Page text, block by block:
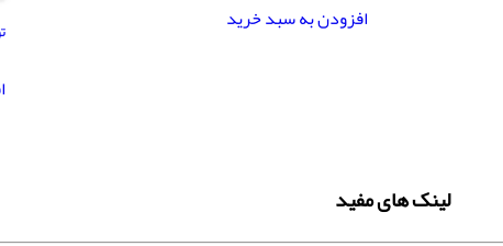
افزودن به سبد خرید
لینک های مفید